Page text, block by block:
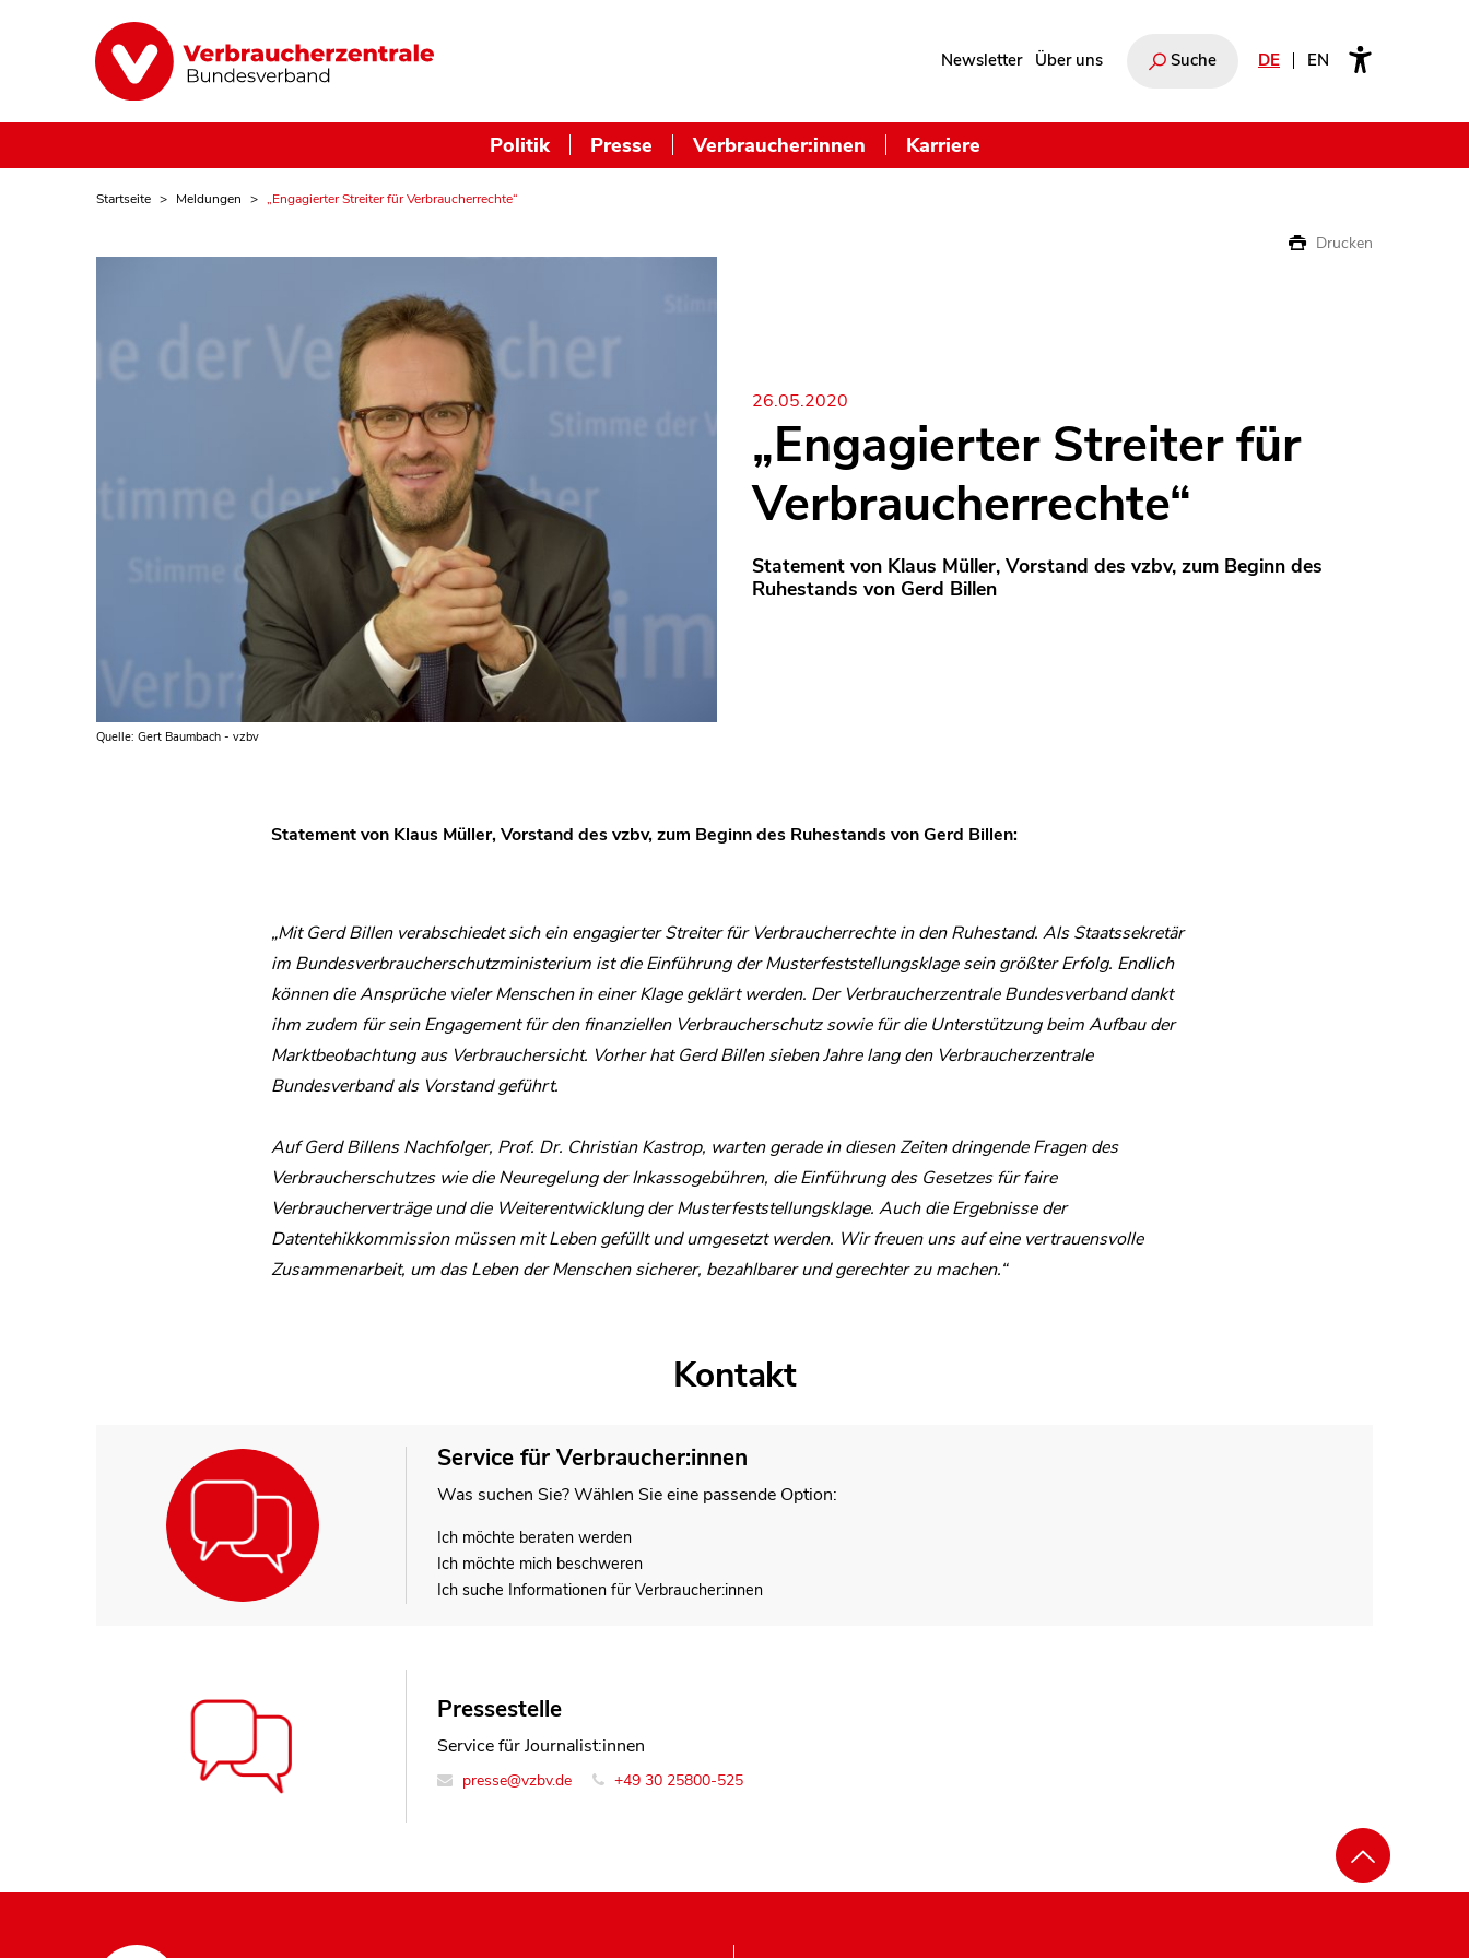
Newsletter Über uns Suche DE EN
Politik Presse Verbraucher:innen Karriere
Startseite Meldungen „Engagierter Streiter für Verbraucherrechte“
Drucken
Quelle: Gert Baumbach - vzbv
26.05.2020
„Engagierter Streiter für
Verbraucherrechte“
Statement von Klaus Müller, Vorstand des vzbv, zum Beginn des
Ruhestands von Gerd Billen
Statement von Klaus Müller, Vorstand des vzbv, zum Beginn des Ruhestands von Gerd Billen:
„Mit Gerd Billen verabschiedet sich ein engagierter Streiter für Verbraucherrechte in den Ruhestand. Als Staatssekretär
im Bundesverbraucherschutzministerium ist die Einführung der Musterfeststellungsklage sein größter Erfolg. Endlich
können die Ansprüche vieler Menschen in einer Klage geklärt werden. Der Verbraucherzentrale Bundesverband dankt
ihm zudem für sein Engagement für den finanziellen Verbraucherschutz sowie für die Unterstützung beim Aufbau der
Marktbeobachtung aus Verbrauchersicht. Vorher hat Gerd Billen sieben Jahre lang den Verbraucherzentrale
Bundesverband als Vorstand geführt.
Auf Gerd Billens Nachfolger, Prof. Dr. Christian Kastrop, warten gerade in diesen Zeiten dringende Fragen des
Verbraucherschutzes wie die Neuregelung der Inkassogebühren, die Einführung des Gesetzes für faire
Verbraucherverträge und die Weiterentwicklung der Musterfeststellungsklage. Auch die Ergebnisse der
Datentehikkommission müssen mit Leben gefüllt und umgesetzt werden. Wir freuen uns auf eine vertrauensvolle
Zusammenarbeit, um das Leben der Menschen sicherer, bezahlbarer und gerechter zu machen.“
Kontakt
Service für Verbraucher:innen
Was suchen Sie? Wählen Sie eine passende Option:
Ich möchte beraten werden
Ich möchte mich beschweren
Ich suche Informationen für Verbraucher:innen
Pressestelle
Service für Journalist:innen
presse@vzbv.de +49 30 25800-525